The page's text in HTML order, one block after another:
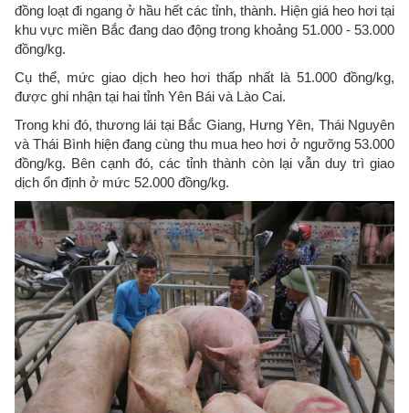
đồng loạt đi ngang ở hầu hết các tỉnh, thành. Hiện giá heo hơi tại
khu vực miền Bắc đang dao động trong khoảng 51.000 - 53.000
đồng/kg.
Cụ thể, mức giao dịch heo hơi thấp nhất là 51.000 đồng/kg,
được ghi nhận tại hai tỉnh Yên Bái và Lào Cai.
Trong khi đó, thương lái tại Bắc Giang, Hưng Yên, Thái Nguyên
và Thái Bình hiện đang cùng thu mua heo hơi ở ngưỡng 53.000
đồng/kg. Bên cạnh đó, các tỉnh thành còn lại vẫn duy trì giao
dịch ổn định ở mức 52.000 đồng/kg.